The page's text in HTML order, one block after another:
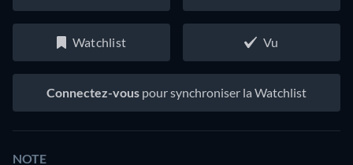
Watchlist Vu
Connectez-vous pour synchroniser la Watchlist
NOTE